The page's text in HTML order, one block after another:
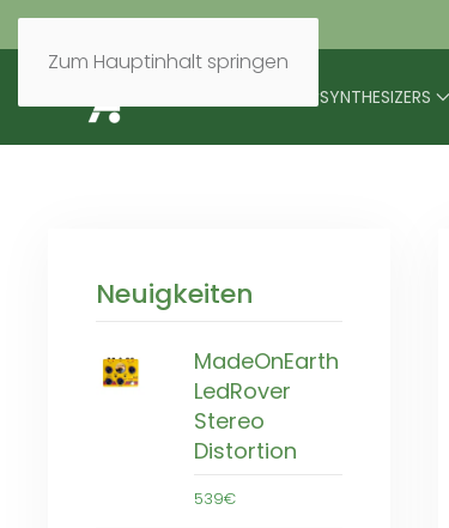
Zum Hauptinhalt springen
SYNTHESIZERS
Neuigkeiten
MadeOnEarth
LedRover
Stereo
Distortion
539€